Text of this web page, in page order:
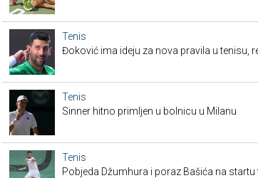
Tenis
Đoković ima ideju za nova pravila u tenisu,
Tenis
Sinner hitno primljen u bolnicu u Milanu
Tenis
Pobjeda Džumhura i poraz Bašića na